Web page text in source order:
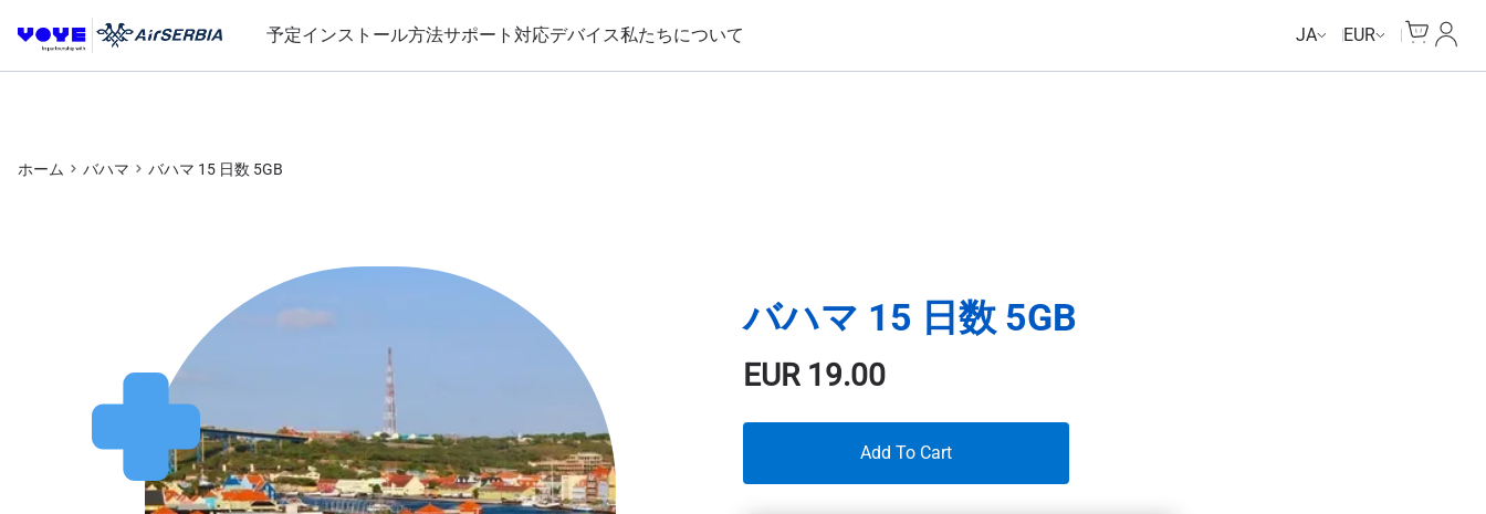
予定インストール方法サポート 対応デバイス私たちについて JA EUR
マイ
ホーム バハマ バハマ 15 日数 5GB
バハマ 15 日数 5GB
EUR19.00
Add To Cart